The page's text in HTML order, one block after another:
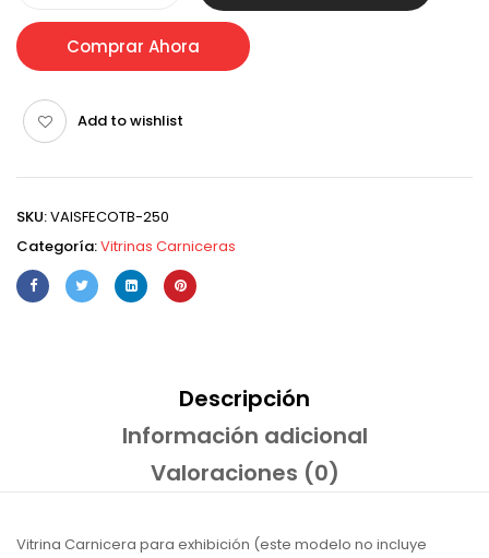
Comprar Ahora
Add to wishlist
SKU:VAISFECOTB-250
Categoría:Vitrinas Carniceras
Descripción
Información adicional
Valoraciones (0)
Vitrina Carnicera para exhibición (este modelo no incluye